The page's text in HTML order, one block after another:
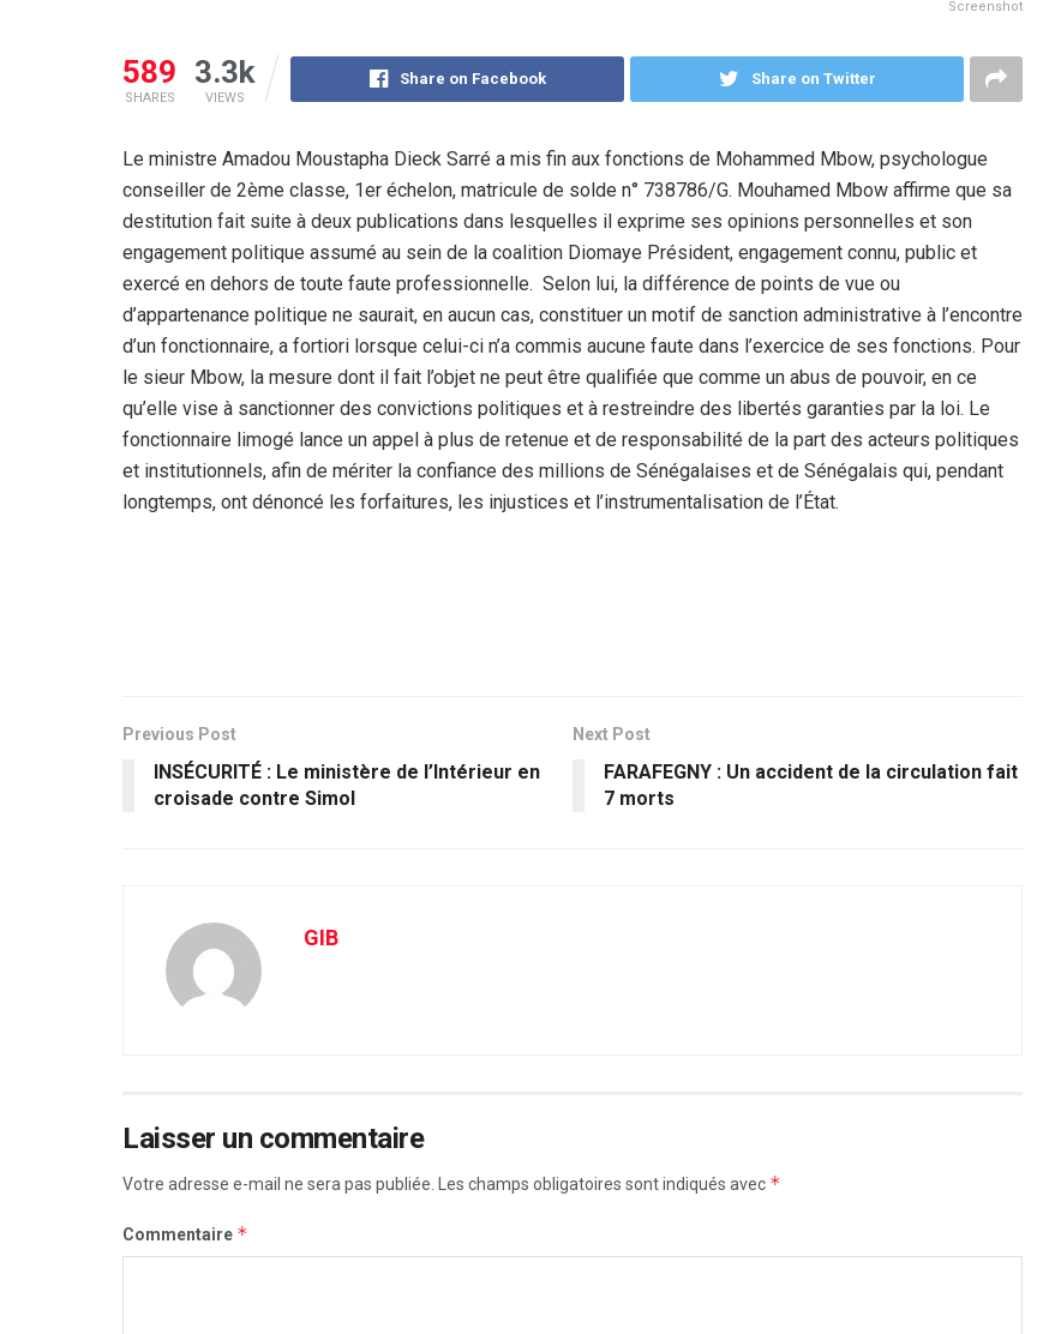
Screenshot
589
SHARES
3.3k
VIEWS
Share on Facebook Share on Twitter
Le ministre Amadou Moustapha Dieck Sarré a mis fin aux fonctions de Mohammed Mbow, psychologue
conseiller de 2ème classe, 1er échelon, matricule de solde n° 738786/G. Mouhamed Mbow affirme que sa
destitution fait suite à deux publications dans lesquelles il exprime ses opinions personnelles et son
engagement politique assumé au sein de la coalition Diomaye Président, engagement connu, public et
exercé en dehors de toute faute professionnelle. Selon lui, la différence de points de vue ou
d’appartenance politique ne saurait, en aucun cas, constituer un motif de sanction administrative à l’encontre
d’un fonctionnaire, a fortiori lorsque celui-ci n’a commis aucune faute dans l’exercice de ses fonctions. Pour
le sieur Mbow, la mesure dont il fait l’objet ne peut être qualifiée que comme un abus de pouvoir, en ce
qu’elle vise à sanctionner des convictions politiques et à restreindre des libertés garanties par la loi. Le
fonctionnaire limogé lance un appel à plus de retenue et de responsabilité de la part des acteurs politiques
et institutionnels, afin de mériter la confiance des millions de Sénégalaises et de Sénégalais qui, pendant
longtemps, ont dénoncé les forfaitures, les injustices et l’instrumentalisation de l’État.
Previous Post
INSÉCURITÉ : Le ministère de l’Intérieur en
croisade contre Simol
Next Post
FARAFEGNY : Un accident de la circulation fait
7 morts
GIB
Laisser un commentaire
Votre adresse e-mail ne sera pas publiée. Les champs obligatoires sont indiqués avec *
Commentaire *